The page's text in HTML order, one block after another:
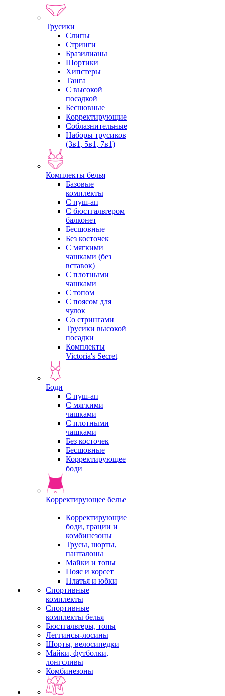
Трусики
Слипы
Стринги
Бразилианы
Шортики
Хипстеры
Танга
С высокой
посадкой
Бесшовные
Корректирующие
Соблазнительные
Наборы трусиков
(3в1, 5в1, 7в1)
Комплекты белья
Базовые
комплекты
С пуш-ап
С бюстгальтером
балконет
Бесшовные
Без косточек
С мягкими
чашками (без
вставок)
С плотными
чашками
С топом
С поясом для
чулок
Со стрингами
Трусики высокой
посадки
Комплекты
Victoria's Secret
Боди
С пуш-ап
С мягкими
чашками
С плотными
чашками
Без косточек
Бесшовные
Корректирующее
боди
Корректирующее белье
Корректирующие
боди, грации и
комбинезоны
Трусы, шорты,
панталоны
Майки и топы
Пояс и корсет
Платья и юбки
Спортивные
комплекты
Спортивные
комплекты белья
Бюстгальтеры, топы
Леггинсы-лосины
Шорты, велосипедки
Майки, футболки,
лонгсливы
Комбинезоны